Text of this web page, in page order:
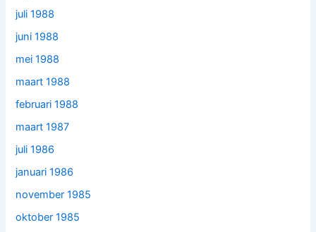
juli 1988
juni 1988
mei 1988
maart 1988
februari 1988
maart 1987
juli 1986
januari 1986
november 1985
oktober 1985